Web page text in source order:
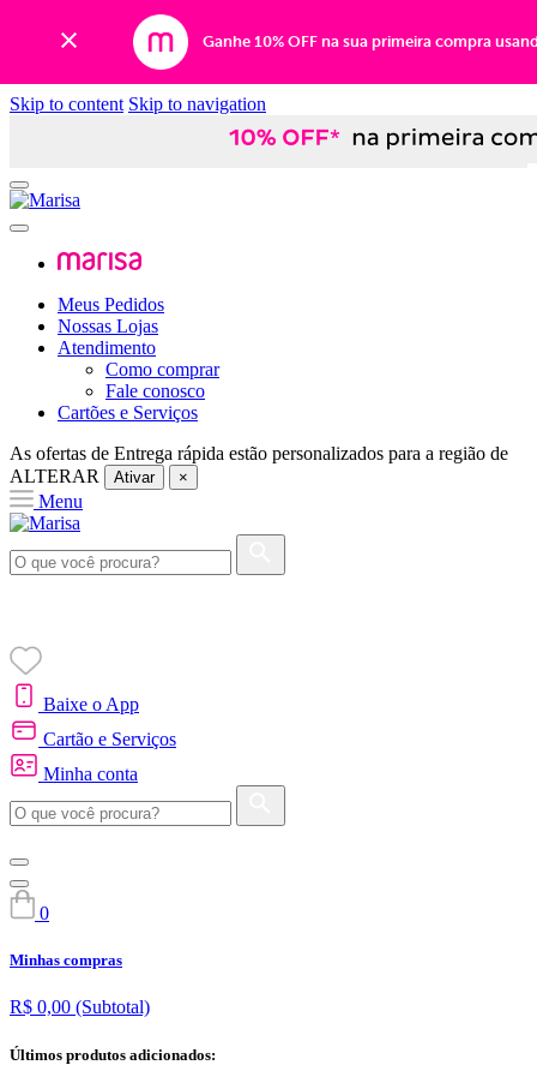
Ganhe 10% OFF na sua primeira compra
Skip to content Skip to navigation
Meus Pedidos
Nossas Lojas
Atendimento
Como comprar
Fale conosco
Cartões e Serviços
As ofertas de Entrega rápida estão personalizados para a região de
ALTERAR
Ativar ×
Menu
Baixe o App
Cartão e Serviços
Minha conta
0
Minhas compras
R$ 0,00 (Subtotal)
Últimos produtos adicionados: